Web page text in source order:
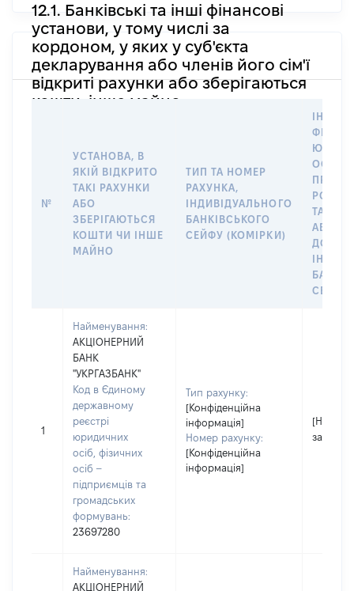
12.1. Банківські та інші фінансові
установи, у тому числі за
кордоном, у яких у суб'єкта
декларування або членів його сім'ї
відкриті рахунки або зберігаються
кошти, інше майно
№
УСТАНОВА, В
ЯКІЙ ВІДКРИТО
ТАКІ РАХУНКИ
АБО
ЗБЕРІГАЮТЬСЯ
КОШТИ ЧИ ІНШЕ
МАЙНО
ТИП ТА НОМЕР
РАХУНКА,
ІНДИВІДУАЛЬНОГО
БАНКІВСЬКОГО
СЕЙФУ (КОМІРКИ)
ПРАВО
ТАКИМ
АБО
ДО
СЕЙФУ
1
Найменування:
АКЦІОНЕРНИЙ
БАНК
"УКРГАЗБАНК"
Код в Єдиному
державному
реєстрі
юридичних
осіб, фізичних
осіб –
підприємців та
громадських
формувань:
23697280
Тип рахунку:
[Конфіденційна
інформація]
Номер рахунку:
[Конфіденційна
інформація]
[Не
Найменування:
АКЦІОНЕРНИЙ